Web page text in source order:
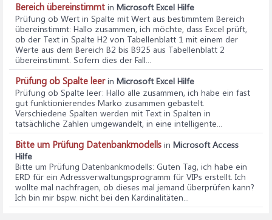
Bereich übereinstimmt in Microsoft Excel Hilfe
Prüfung ob Wert in Spalte mit Wert aus bestimmtem Bereich
übereinstimmt: Hallo zusammen, ich möchte, dass Excel prüft,
ob der Text in Spalte H2 von Tabellenblatt 1 mit einem der
Werte aus dem Bereich B2 bis B925 aus Tabellenblatt 2
übereinstimmt. Sofern dies der Fall...
Prüfung ob Spalte leerin Microsoft Excel Hilfe
Prüfung ob Spalte leer: Hallo alle zusammen, ich habe ein fast
gut funktionierendes Marko zusammen gebastelt.
Verschiedene Spalten werden mit Text in Spalten in
tatsächliche Zahlen umgewandelt, in eine intelligente...
Bitte um Prüfung Datenbankmodells in Microsoft Access
Hilfe
Bitte um Prüfung Datenbankmodells: Guten Tag, ich habe ein
ERD für ein Adressverwaltungsprogramm für VIPs erstellt. Ich
wollte mal nachfragen, ob dieses mal jemand überprüfen kann?
Ich bin mir bspw. nicht bei den Kardinalitäten...